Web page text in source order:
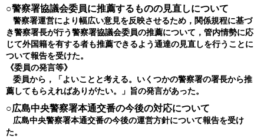
○​​警察署協議会委員に推薦するものの見直しについて
警察署運営により幅広い意見を反映させるため，関係規程に基づ
き警察署長が行う警察署協議会委員の推薦について，管内情勢に応
じて外国籍を有する者も推薦できるよう通達の見直しを行うことに
ついて報告を受けた。
《委員の発言等》
委員から，「よいことと考える。いくつかの警察署の署長から推
薦してもらえればありがたい。」旨の発言があった。
○広島中央警察署本通交番の今後の対応について
広島中央警察署本通交番の今後の運営方針について報告を受け
た。